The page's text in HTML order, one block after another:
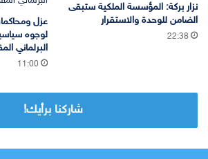
نزار بركة: المؤسسة الملكية ستبقى
الضامن للوحدة والاستقرار
22:38
عزل
لوجوه
البرلماني
11:00
شاركنا برأيك!